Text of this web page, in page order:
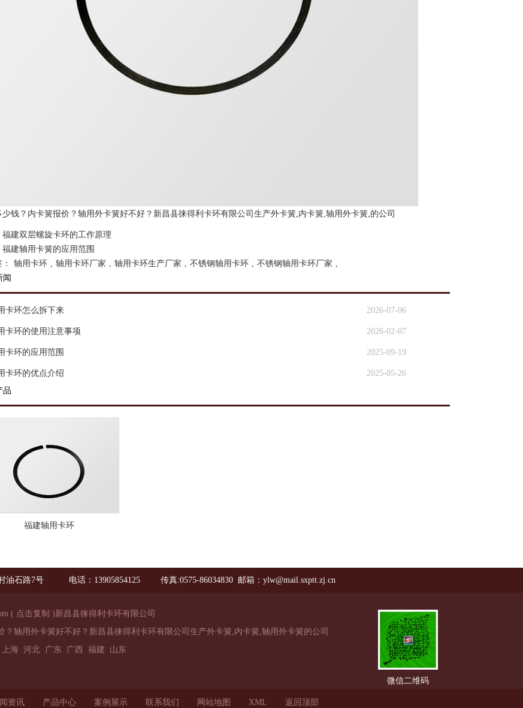
少钱？内卡簧报价？轴用外卡簧好不好？新昌县徕得利卡环有限公司生产外卡簧,内卡簧,轴用外卡簧,的公司
福建双层螺旋卡环的工作原理
福建轴用卡簧的应用范围
轴用卡环 , 轴用卡环厂家 , 轴用卡环生产厂家 , 不锈钢轴用卡环 , 不锈钢轴用卡环厂家 ,
闻
卡环怎么拆下来 2026-07-06
卡环的使用注意事项 2026-02-07
卡环的应用范围 2025-09-19
卡环的优点介绍
2025-05-26
品
福建轴用卡环
油石路7号 电话：13905854125 传真:0575-86034830 邮箱：ylw@mail.sxptt.zj.cn
( 点击复制 )新昌县徕得利卡环有限公司
？轴用外卡簧好不好？新昌县徕得利卡环有限公司生产外卡簧,内卡簧,轴用外卡簧的公司
上海 河北 广东 广西 福建
山东
微信二维码
资讯 产品中心 案例展示 联系我们 网站地图 XML 返回顶部